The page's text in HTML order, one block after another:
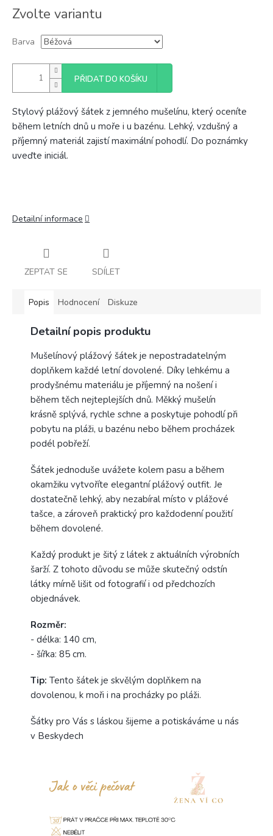
cena:
Zvolte variantu
Barva
PŘIDAT DO KOŠÍKU
Stylový plážový šátek z jemného mušelínu, který oceníte
během letních dnů u moře i u bazénu. Lehký, vzdušný a
příjemný materiál zajistí maximální pohodlí. Do poznámky
uveďte iniciál.
Detailní informace
ZEPTAT SE SDÍLET
Popis Hodnocení Diskuze
Detailní popis produktu
Mušelínový plážový šátek je nepostradatelným
doplňkem každé letní dovolené. Díky lehkému a
prodyšnému materiálu je příjemný na nošení i
během těch nejteplejších dnů. Měkký mušelín
krásně splývá, rychle schne a poskytuje pohodlí při
pobytu na pláži, u bazénu nebo během procházek
podél pobřeží.
Šátek jednoduše uvážete kolem pasu a během
okamžiku vytvoříte elegantní plážový outfit. Je
dostatečně lehký, aby nezabíral místo v plážové
tašce, a zároveň praktický pro každodenní použití
během dovolené.
Každý produkt je šitý z látek z aktuálních výrobních
šarží. Z tohoto důvodu se může skutečný odstín
látky mírně lišit od fotografií i od předchozích
objednávek.
Rozměr:
- délka: 140 cm,
- šířka: 85 cm.
Tip: Tento šátek je skvělým doplňkem na
dovolenou, k moři i na procházky po pláži.
Šátky pro Vás s láskou šijeme a potiskáváme u nás
v Beskydech